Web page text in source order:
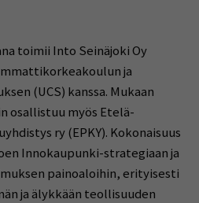
toimii Into Seinäjoki Oy
ja
(UCS) kanssa. Mukaan
osallistuu myös Etelä-
ry (EPKY). Kokonaisuus
Innokaupunki-strategiaan ja
painoaloihin, erityisesti
ja älykkään teollisuuden